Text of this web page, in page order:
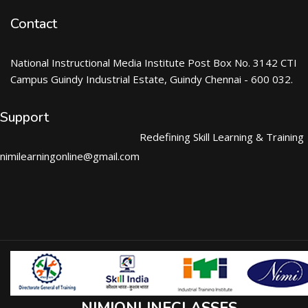
Contact
National Instructional Media Institute Post Box No. 3142 CTI
Campus Guindy Industrial Estate, Guindy Chennai - 600 032.
Support
nimilearningonline@gmail.com
Redefining Skill Learning & Training